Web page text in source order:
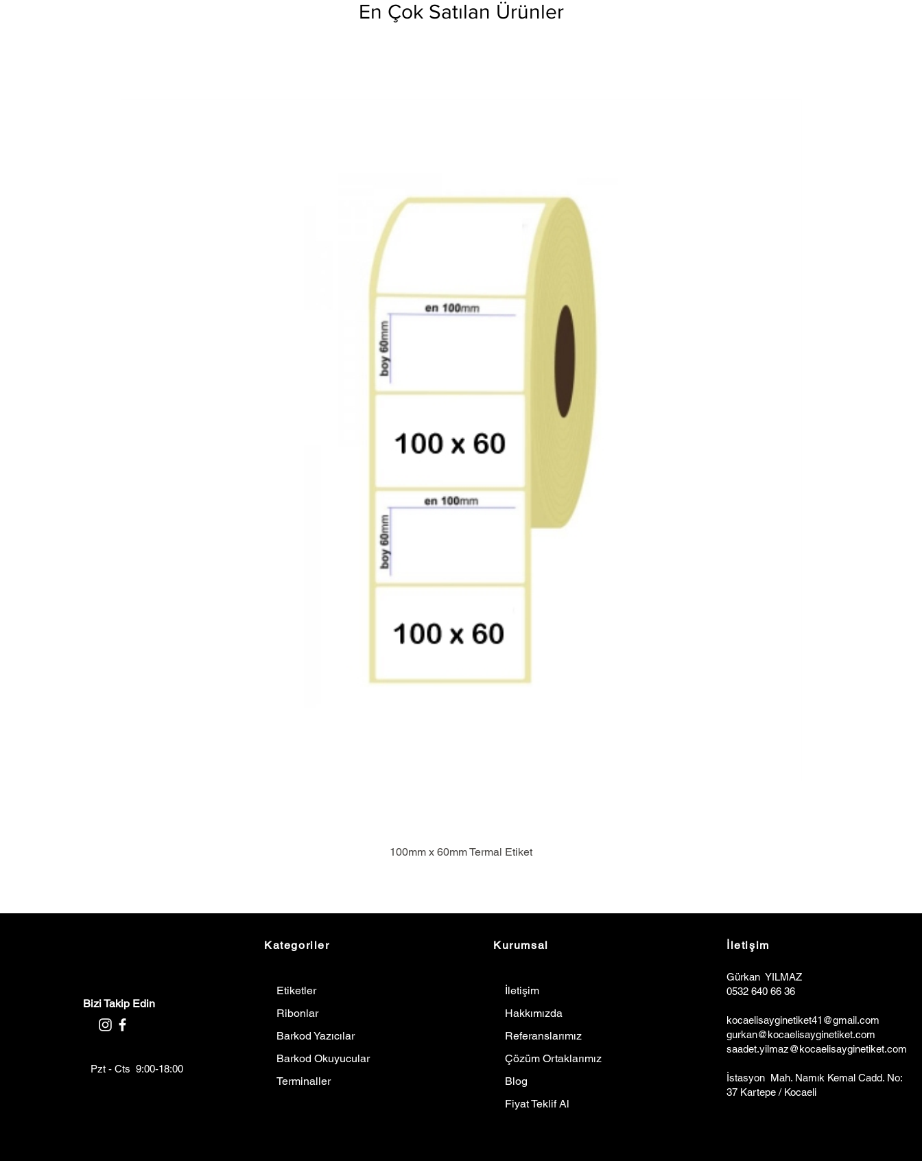
En Çok Satılan Ürünler
100mm x 60mm Termal Etiket
Bizi Takip Edin
Pzt - Cts 9:00-18:00
Kategoriler
Etiketler
Ribonlar
Barkod Yazıcılar
Barkod Okuyucular
Terminaller
Kurumsal
İletişim
Hakkımızda
Referanslarımız
Çözüm Ortaklarımız
Blog
Fiyat Teklif Al
İletişim
Gürkan YILMAZ
0532 640 66 36
kocaelisayginetiket41@gmail.com
gurkan@kocaelisayginetiket.com
saadet.yilmaz@kocaelisayginetiket.com
İstasyon Mah. Namık Kemal Cadd. No:
37 Kartepe / Kocaeli